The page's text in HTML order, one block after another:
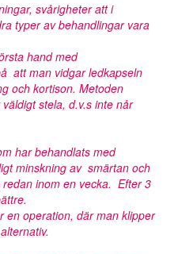
svårigheter att i
typer av behandlingar vara
hand med
att man vidgar ledkapseln
och kortison. Metoden
stela, d.v.s inte når
har behandlats med
minskning av smärtan och
inom en vecka. Efter 3
en operation, där man klipper